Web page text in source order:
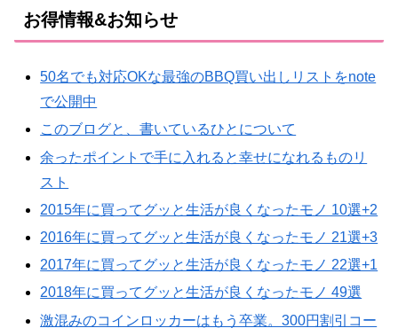
お得情報&お知らせ
50名でも対応OKな最強のBBQ買い出しリストをnote
で公開中
このブログと、書いているひとについて
余ったポイントで手に入れると幸せになれるものリ
スト
2015年に買ってグッと生活が良くなったモノ 10選+2
2016年に買ってグッと生活が良くなったモノ 21選+3
2017年に買ってグッと生活が良くなったモノ 22選+1
2018年に買ってグッと生活が良くなったモノ 49選
激混みのコインロッカーはもう卒業。300円割引コー